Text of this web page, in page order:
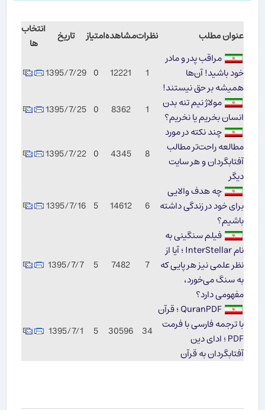
عنوان مطلب نظراتمشاهدهامتیاز تاریخ
انتخاب
ها
مراقب پدر و مادر
خود باشید! آن‌ها
همیشه بر حق نیستند!
1
12221
0
1395/7/29
مولاژ نیم تنه بدن
انسان بخریم یا نخریم؟
1
8362
0
1395/7/25
چند نکته در مورد
مطالعه راحت‌تر مطالب
آفتابگردان و هر سایت
دیگر
8
4345
0
1395/7/22
چه هدف والایی
برای خود در زندگی داشته
باشیم؟
6
14612
5
1395/7/16
فیلم سنگینی به
نام InterStellar ؛ آیا از
نظر علمی نیز هر پایی که
به سنگ می‌خورد،
مفهومی دارد؟
7
7482
5
1395/7/7
QuranPDF ؛ قرآن
با ترجمه فارسی با فرمت
PDF ؛ ادای دین
آفتابگردان به قرآن
34
30596
5
1395/7/1